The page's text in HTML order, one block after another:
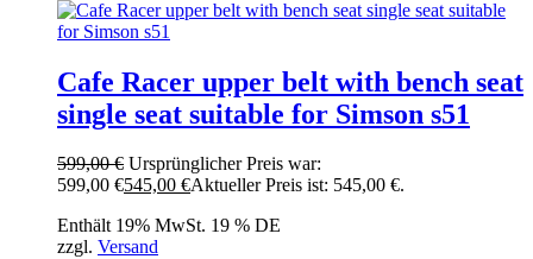
Cafe Racer upper belt with bench seat
single seat suitable for Simson s51
599,00€ Ursprünglicher Preis war:
599,00 €545,00 €Aktueller Preis ist: 545,00 €.
Enthält 19% MwSt. 19 % DE
zzgl. Versand